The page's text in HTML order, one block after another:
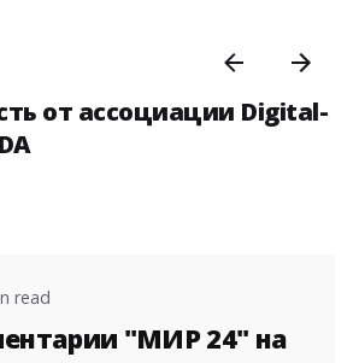
от ассоциации Digital-
read
"МИР 24" на